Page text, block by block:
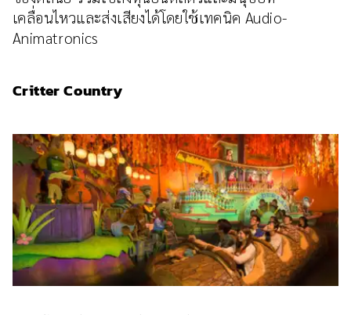
เคลื่อนไหวและส่งเสียงได้โดยใช้เทคนิค Audio-
Animatronics
Critter Country